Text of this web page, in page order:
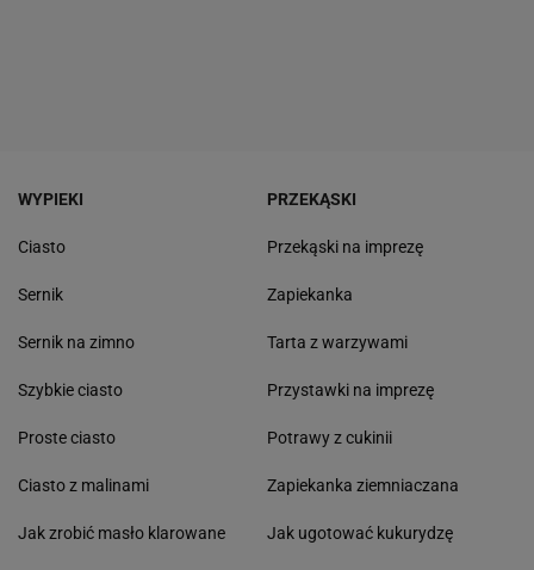
WYPIEKI
Ciasto
Sernik
Sernik na zimno
Szybkie ciasto
Proste ciasto
Ciasto z malinami
Jak zrobić masło klarowane
PRZEKĄSKI
Przekąski na imprezę
Zapiekanka
Tarta z warzywami
Przystawki na imprezę
Potrawy z cukinii
Zapiekanka ziemniaczana
Jak ugotować kukurydzę